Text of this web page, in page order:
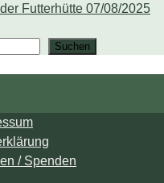
Futterhütte 07/08/2025
Suchen
/ Spenden